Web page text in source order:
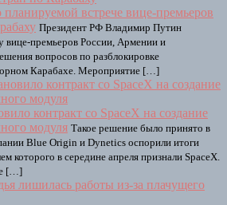
встрече вице-премьеров
Президент РФ Владимир Путин
вице-премьеров России, Армении и
вопросов по разблокировке
Карабахе. Мероприятие […]
контракт со SpaceX на создание
модуля Такое решение было принято в
Blue Origin и Dynеtics оспорили итоги
которого в середине апреля признали SpaceX.
[…]